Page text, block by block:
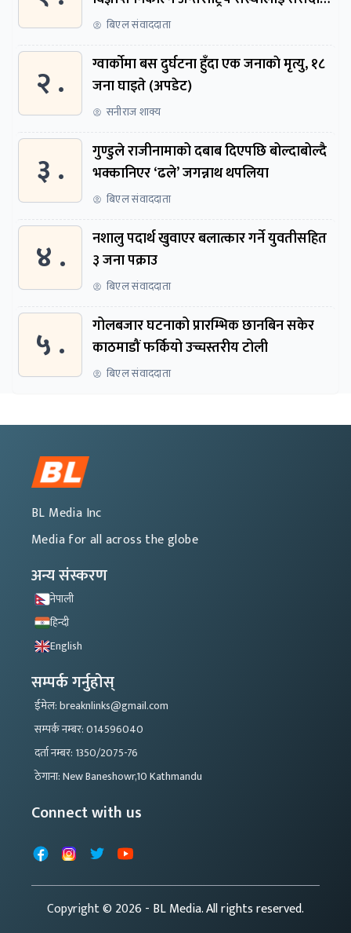
समितिमा बोलाइयो
बिएल संवाददाता
२ .
ग्वार्काेमा बस दुर्घटना हुँदा एक जनाकाे मृत्यु, १८
जना घाइते (अपडेट)
सनीराज शाक्य
३ .
गुण्डुले राजीनामाको दबाब दिएपछि बोल्दाबोल्दै
भक्कानिएर ‘ढले’ जगन्नाथ थपलिया
बिएल संवाददाता
४ .
नशालु पदार्थ खुवाएर बलात्कार गर्ने युवतीसहित
३ जना पक्राउ
बिएल संवाददाता
५ .
गोलबजार घटनाको प्रारम्भिक छानबिन सकेर
काठमाडौं फर्कियो उच्चस्तरीय टोली
बिएल संवाददाता
BL Media Inc
Media for all across the globe
अन्य संस्करण
नेपाली
हिन्दी
English
सम्पर्क गर्नुहोस्
ईमेल: breaknlinks@gmail.com
सम्पर्क नम्बर: 014596040
दर्ता नम्बर: 1350/2075-76
ठेगाना: New Baneshowr,10 Kathmandu
Connect with us
FacebookInstagram
X YouTube
Copyright © 2026- BL Media. All rights reserved.